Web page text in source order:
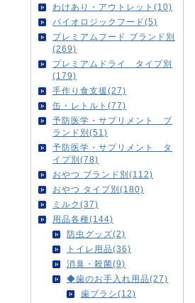
わけあり・アウトレット(10)
バイオロジックフード(5)
プレミアムフード ブランド別
(269)
プレミアムドライ タイプ別
(179)
手作り食支援(27)
缶・レトルト(77)
予防医学・サプリメント ブ
ランド別(51)
予防医学・サプリメント タ
イプ別(78)
おやつ ブランド別(112)
おやつ タイプ別(180)
ミルク(37)
用品各種(144)
防虫グッズ(2)
トイレ用品(36)
消臭・殺菌(9)
◆歯のお手入れ用品(27)
歯ブラシ(12)